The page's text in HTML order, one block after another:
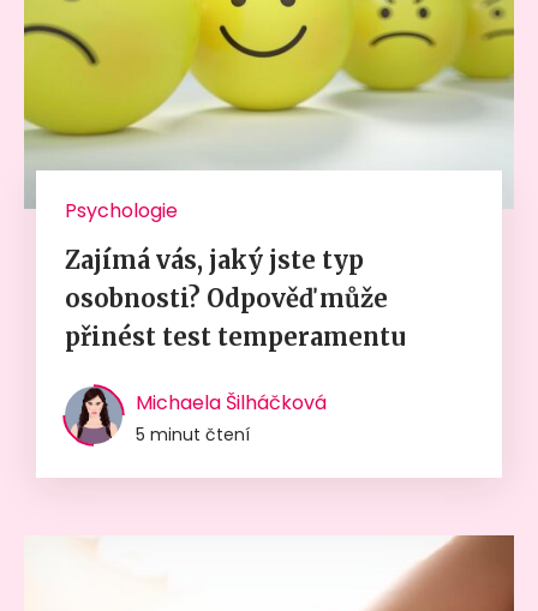
Psychologie
Zajímá vás, jaký jste typ
osobnosti? Odpověď může
přinést test temperamentu
Michaela Šilháčková
5 minut čtení